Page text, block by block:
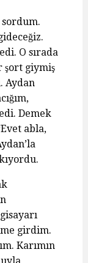
O sırada
şort giymiş
Aydan
Demek
abla,
girdim.
Karımın